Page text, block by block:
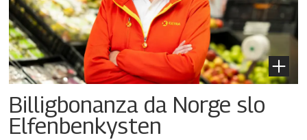
Billigbonanza da Norge slo
Elfenbenkysten